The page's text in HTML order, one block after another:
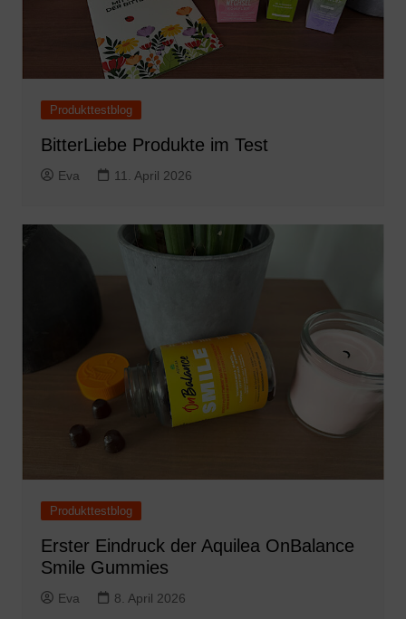
Produkttestblog
BitterLiebe Produkte im Test
Eva 11. April 2026
Produkttestblog
Erster Eindruck der Aquilea OnBalance
Smile Gummies
Eva 8. April 2026